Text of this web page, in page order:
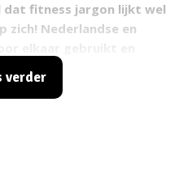
dat fitness jargon lijkt wel
zich! Nederlandse en
nog eens ieder jaar allerlei
leren van Duits of Frans op
verder